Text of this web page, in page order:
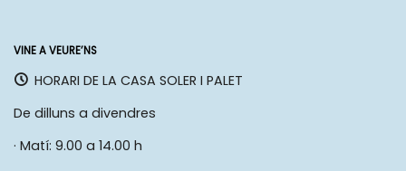
VINE A VEURE’NS
HORARI DE LA CASA SOLER I PALET
De dilluns a divendres
· Matí: 9.00 a 14.00 h